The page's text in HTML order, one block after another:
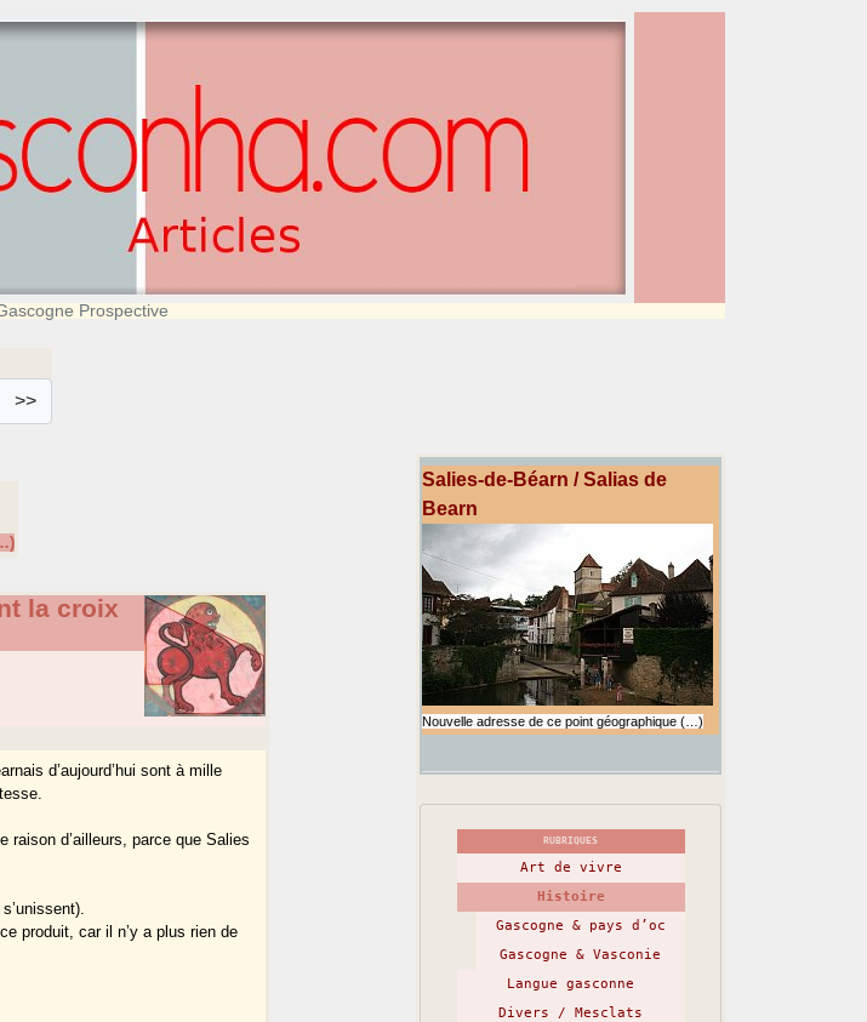
Prospective
>>
la croix
d’aujourd’hui sont à mille
raison d’ailleurs, parce que Salies
produit, car il n’y a plus rien de
Salies-de-Béarn / Salias de
Bearn
Nouvelle adresse de ce point géographique (…)
RUBRIQUES
Art de vivre
Histoire
Gascogne & pays d’oc
Gascogne & Vasconie
Langue gasconne
Divers / Mesclats